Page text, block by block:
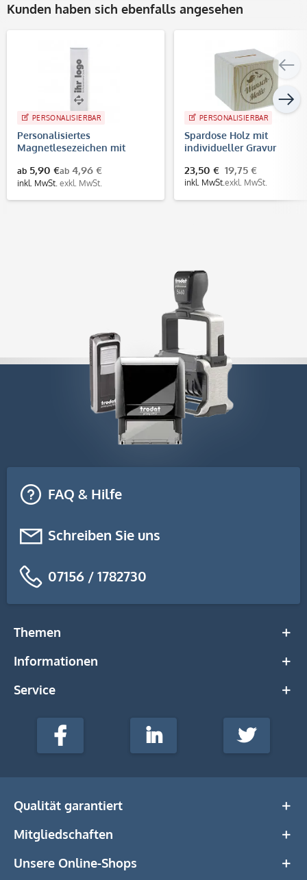
Kunden haben sich ebenfalls angesehen
PERSONALISIERBAR
Personalisiertes
Magnetlesezeichen mit
ab 5,90 €
inkl. MwSt.
ab 4,96 €
exkl. MwSt.
PERSONALISIERBAR
Spardose Holz mit
individueller Gravur
23,50 €
inkl. MwSt.
19,75 €
exkl. MwSt.
FAQ & Hilfe
Schreiben Sie uns
07156 / 1782730
Themen
Informationen
Service
stempel-
Media
Facebook LinkedIn Twitter
Qualität garantiert
Mitgliedschaften
Unsere Online-Shops